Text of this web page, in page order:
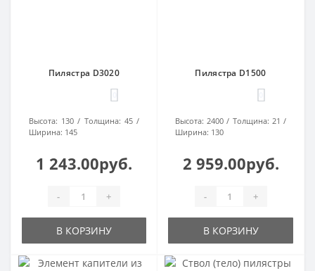
Пилястра D3020
Высота: 130 Толщина: 45
Ширина: 145
1 243.00руб.
- +
В КОРЗИНУ
Пилястра D1500
Высота: 2400 Толщина: 21
Ширина: 130
2 959.00руб.
- +
В КОРЗИНУ